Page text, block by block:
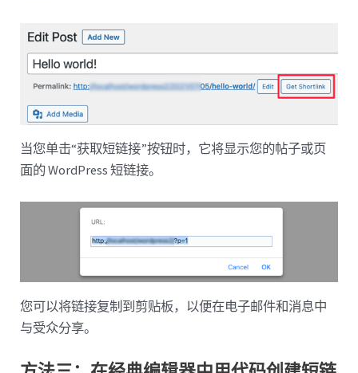
当您单击“获取短链接”按钮时，它将显示您的帖子或页
面的 WordPress 短链接。
您可以将链接复制到剪贴板，以便在电子邮件和消息中
与受众分享。